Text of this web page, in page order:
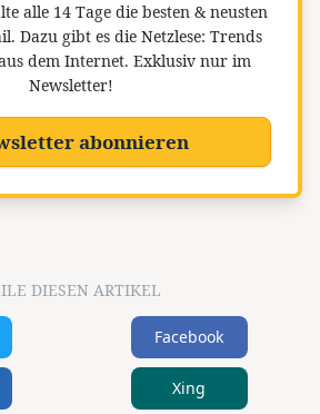
alle 14 Tage die besten & neusten
Dazu gibt es die Netzlese: Trends
dem Internet. Exklusiv nur im
Newsletter!
abonnieren
DIESEN ARTIKEL
Facebook
Xing